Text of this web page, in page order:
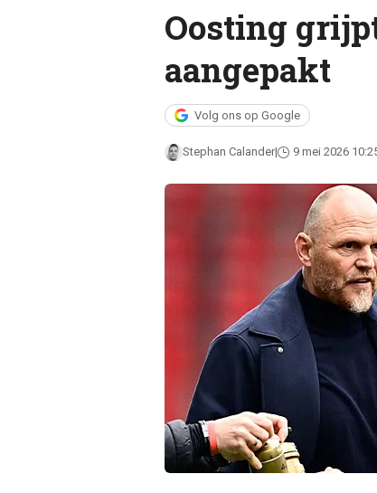
Oosting
aangepakt
Volg ons op Google
Stephan Calander 9 mei 2026